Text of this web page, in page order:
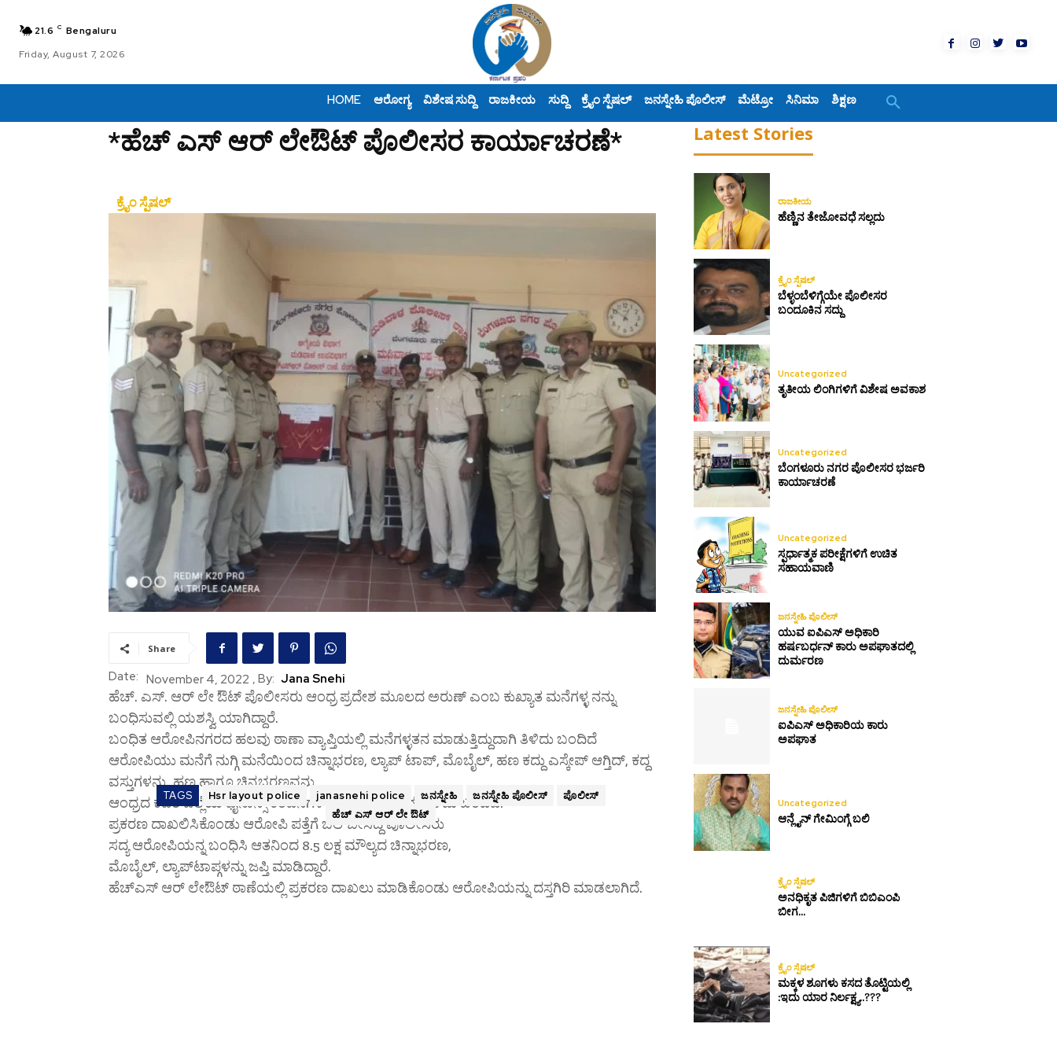
21.6 C Bengaluru
Friday, August 7, 2026
HOME ಆರೋಗ್ಯ ವಿಶೇಷ ಸುದ್ದಿ ರಾಜಕೀಯ ಸುದ್ದಿ ಕ್ರೈಂ ಸ್ಪೆಷಲ್ ಜನಸ್ನೇಹಿ ಪೊಲೀಸ್ ಮೆಟ್ರೋ ಸಿನಿಮಾ ಶಿಕ್ಷಣ
*ಹೆಚ್ ಎಸ್ ಆರ್ ಲೇಔಟ್ ಪೊಲೀಸರ ಕಾರ್ಯಾಚರಣೆ*
ಕ್ರೈಂ ಸ್ಪೆಷಲ್
Share
Date: November 4, 2022 , By: Jana Snehi
ಹೆಚ್. ಎಸ್. ಆರ್ ಲೇ ಔಟ್ ಪೊಲೀಸರು ಆಂಧ್ರ ಪ್ರದೇಶ ಮೂಲದ ಅರುಣ್ ಎಂಬ ಕುಖ್ಯಾತ ಮನೆಗಳ್ಳ ನನ್ನು
ಬಂಧಿಸುವಲ್ಲಿ ಯಶಸ್ವಿ ಯಾಗಿದ್ದಾರೆ.
ಬಂಧಿತ ಆರೋಪಿನಗರದ ಹಲವು ಠಾಣಾ ವ್ಯಾಪ್ತಿಯಲ್ಲಿ ಮನೆಗಳ್ಳತ‌ನ ಮಾಡುತ್ತಿದ್ದುದಾಗಿ ತಿಳಿದು ಬಂದಿದೆ
ಆರೋಪಿಯು ಮನೆಗೆ ನುಗ್ಗಿ ಮನೆಯಿಂದ ಚಿನ್ನಾಭರಣ, ಲ್ಯಾಪ್ ಟಾಪ್, ಮೊಬೈಲ್, ಹಣ ಕದ್ದು ಎಸ್ಕೇಪ್ ಆಗ್ತಿದ್, ಕದ್ದ
ವಸ್ತುಗಳನ್ನು, ಹಣ ಹಾಗೂ ಚಿನ್ನಭರಣವನ್ನು
ಆಂಧ್ರದ ಕದರಿ ಜಿಲ್ಲೆಯ ಫೈನಾನ್ಸ್ ಕಂಪನಿಗಳಲ್ಲಿ ಇಡುತಿದ್ದ ಎಂದು ತಿಳಿದು ಬಂದಿದೆ.
ಪ್ರಕರಣ ದಾಖಲಿಸಿಕೊಂಡು ಆರೋಪಿ ಪತ್ತೆಗೆ ಬಲೆ ಬೀಸಿದ್ದ ಪೊಲೀಸರು
ಸದ್ಯ ಆರೋಪಿಯನ್ನ ಬಂಧಿಸಿ ಆತನಿಂದ 8.5 ಲಕ್ಷ ಮೌಲ್ಯದ ಚಿನ್ನಾಭರಣ,
ಮೊಬೈಲ್, ಲ್ಯಾಪ್‌ಟಾಪ್ಗಳನ್ನು ಜಪ್ತಿ ಮಾಡಿದ್ದಾರೆ.
ಹೆಚ್ಎಸ್ ಆರ್ ಲೇಔಟ್ ಠಾಣೆಯಲ್ಲಿ ಪ್ರಕರಣ ದಾಖಲು ಮಾಡಿಕೊಂಡು ಆರೋಪಿಯನ್ನು ದಸ್ತಗಿರಿ ಮಾಡಲಾಗಿದೆ.
TAGS Hsr layout police janasnehi police ಜನಸ್ನೇಹಿ ಜನಸ್ನೇಹಿ ಪೊಲೀಸ್
ಪೊಲೀಸ್
ಹೆಚ್ ಎಸ್ ಆರ್ ಲೇ ಔಟ್
Latest Stories
ರಾಜಕೀಯ
ಹೆಣ್ಣಿನ ತೇಜೋವಧೆ ಸಲ್ಲದು
ಕ್ರೈಂ ಸ್ಪೆಷಲ್
ಬೆಳ್ಳಂಬೆಳಿಗ್ಗೆಯೇ ಪೊಲೀಸರ
ಬಂದೂಕಿನ ಸದ್ದು
Uncategorized
ತೃತೀಯ ಲಿಂಗಿಗಳಿಗೆ ವಿಶೇಷ ಅವಕಾಶ
Uncategorized
ಬೆಂಗಳೂರು ನಗರ ಪೊಲೀಸರ ಭರ್ಜರಿ
ಕಾರ್ಯಾಚರಣೆ
Uncategorized
ಸ್ಪರ್ಧಾತ್ಮಕ ಪರೀಕ್ಷೆಗಳಿಗೆ ಉಚಿತ
ಸಹಾಯವಾಣಿ
ಜನಸ್ನೇಹಿ ಪೊಲೀಸ್
ಯುವ ಐಪಿಎಸ್ ಅಧಿಕಾರಿ
ಹರ್ಷಬರ್ಧನ್ ಕಾರು ಅಪಘಾತದಲ್ಲಿ
ದುರ್ಮರಣ
ಜನಸ್ನೇಹಿ ಪೊಲೀಸ್
ಐಪಿಎಸ್ ಅಧಿಕಾರಿಯ ಕಾರು
ಅಪಘಾತ
Uncategorized
ಆನ್ಲೈನ್ ಗೇಮಿಂಗ್ಗೆ ಬಲಿ
ಕ್ರೈಂ ಸ್ಪೆಷಲ್
ಅನಧಿಕೃತ ಪಿಜಿಗಳಿಗೆ ಬಿಬಿಎಂಪಿ
ಬೀಗ…
ಕ್ರೈಂ ಸ್ಪೆಷಲ್
ಮಕ್ಕಳ ಶೂಗಳು ಕಸದ ತೊಟ್ಟಿಯಲ್ಲಿ
:ಇದು ಯಾರ ನಿರ್ಲಕ್ಷ್ಯ..???